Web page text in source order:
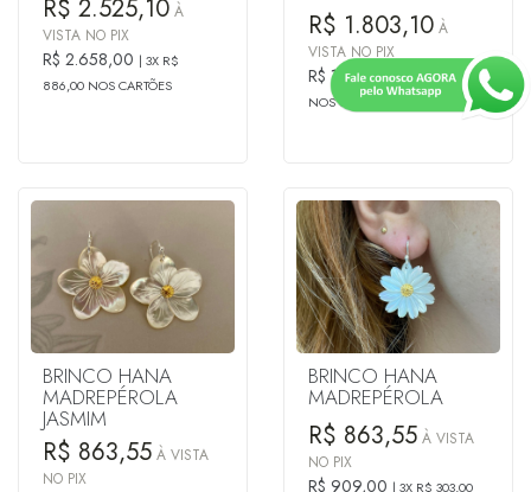
R$ 2.525,10 À
VISTA NO PIX
R$ 2.658,00
3X R$
886,00 NOS CARTÕES
R$ 1.803,10 À
VISTA NO PIX
R$ 1.898,00 3X R$ 632,67
NOS CARTÕES
BRINCO HANA
MADREPÉROLA
JASMIM
R$ 863,55 À VISTA
NO PIX
BRINCO HANA
MADREPÉROLA
R$ 863,55 À VISTA
NO PIX
R$ 909,00
3X R$ 303,00